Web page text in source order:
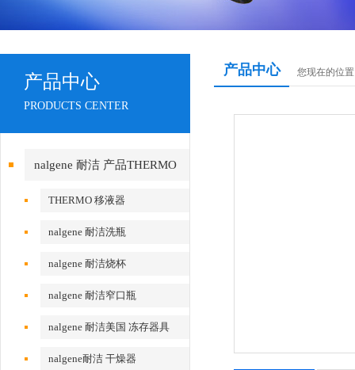
产品中心
PRODUCTS CENTER
nalgene 耐洁 产品THERMO
赛默飞THERMO 移液器
nalgene 耐洁洗瓶
nalgene 耐洁烧杯
nalgene 耐洁窄口瓶
nalgene 耐洁美国 冻存器具
nalgene耐洁 干燥器
产品中心 您现在的位